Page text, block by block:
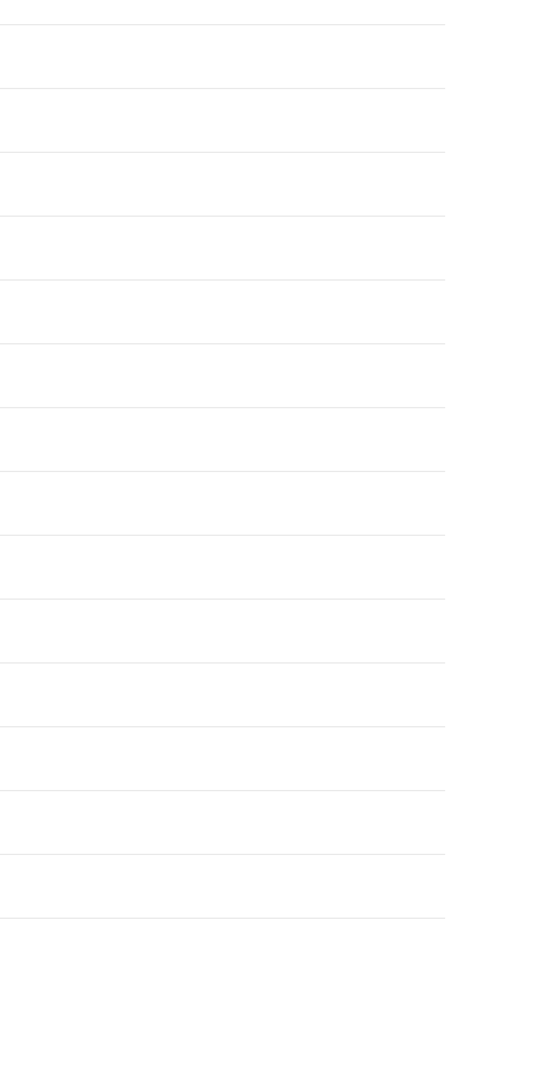
Het terras sluit mooi aan op de woning en
kastruimte. Vanuit hier is ook het